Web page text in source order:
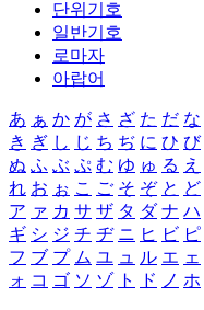
단위기호
일반기호
로마자
아랍어
あ ぁ か が さ ざ た だ な
き ぎ し じ ち ぢ に ひ び
ぬ ふ ぶ ぷ む ゆ ゅ る え
れ お ぉ こ ご そ ぞ と ど
ア ァ カ サ ザ タ ダ ナ ハ
ギ シ ジ チ ヂ ニ ヒ ビ ピ
フ ブ プ ム ユ ュ ル エ ェ
ォ コ ゴ ソ ゾ ト ド ノ ホ